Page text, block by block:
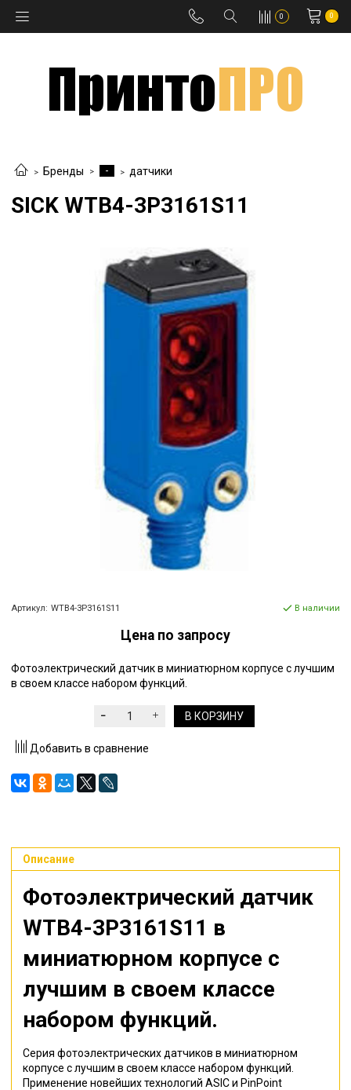
0 0
Бренды - датчики
SICK WTB4-3P3161S11
Артикул: WTB4-3P3161S11 В наличии
Цена по запросу
Фотоэлектрический датчик в миниатюрном корпусе с лучшим
в своем классе набором функций.
В КОРЗИНУ
Добавить в сравнение
Описание
Фотоэлектрический датчик
WTB4-3P3161S11 в
миниатюрном корпусе с
лучшим в своем классе
набором функций.
Серия фотоэлектрических датчиков в миниатюрном
корпусе с лучшим в своем классе набором функций.
Применение новейших технологий ASIC и PinPoint